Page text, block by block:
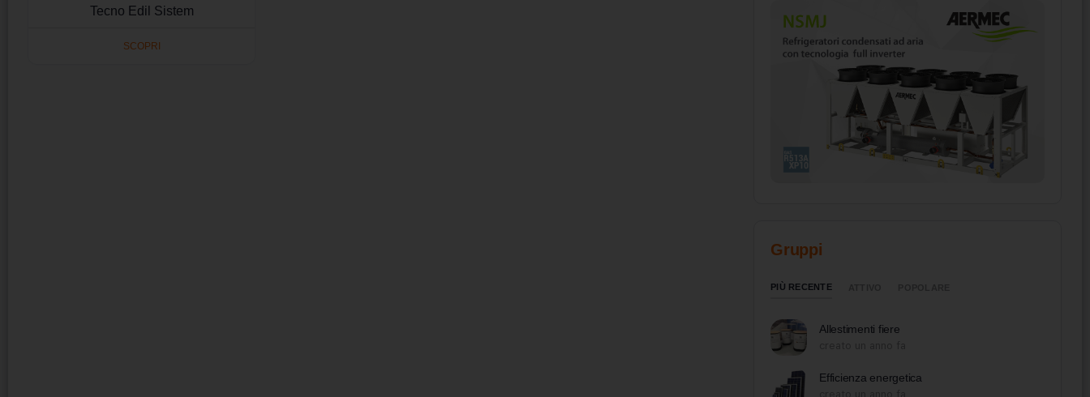
Tecno Edil Sistem
SCOPRI
Gruppi
PIÙ RECENTE
Allestimenti fiere
Efficienza energetica